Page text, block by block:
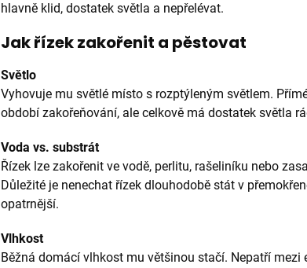
hlavně klid, dostatek světla a nepřelévat.
Jak řízek zakořenit a pěstovat
Světlo
Vyhovuje mu světlé místo s rozptýleným světlem.
období zakořeňování, ale celkově má dostatek světla
Voda vs. substrát
Řízek lze zakořenit ve vodě, perlitu, rašeliníku nebo
Důležité je nenechat řízek dlouhodobě stát v
opatrnější.
Vlhkost
Běžná domácí vlhkost mu většinou stačí. Nepatří